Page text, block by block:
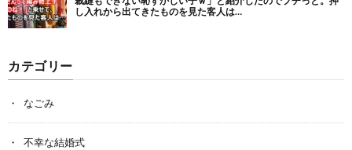
カテゴリー
なごみ
不幸な結婚式